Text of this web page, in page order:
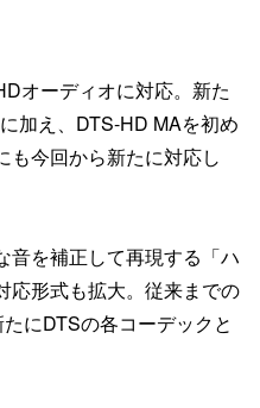
オーディオに対応。新た
加え、DTS-HD MAを初め
も今回から新たに対応し
音を補正して再現する「ハ
応形式も拡大。従来までの
にDTSの各コーデックと